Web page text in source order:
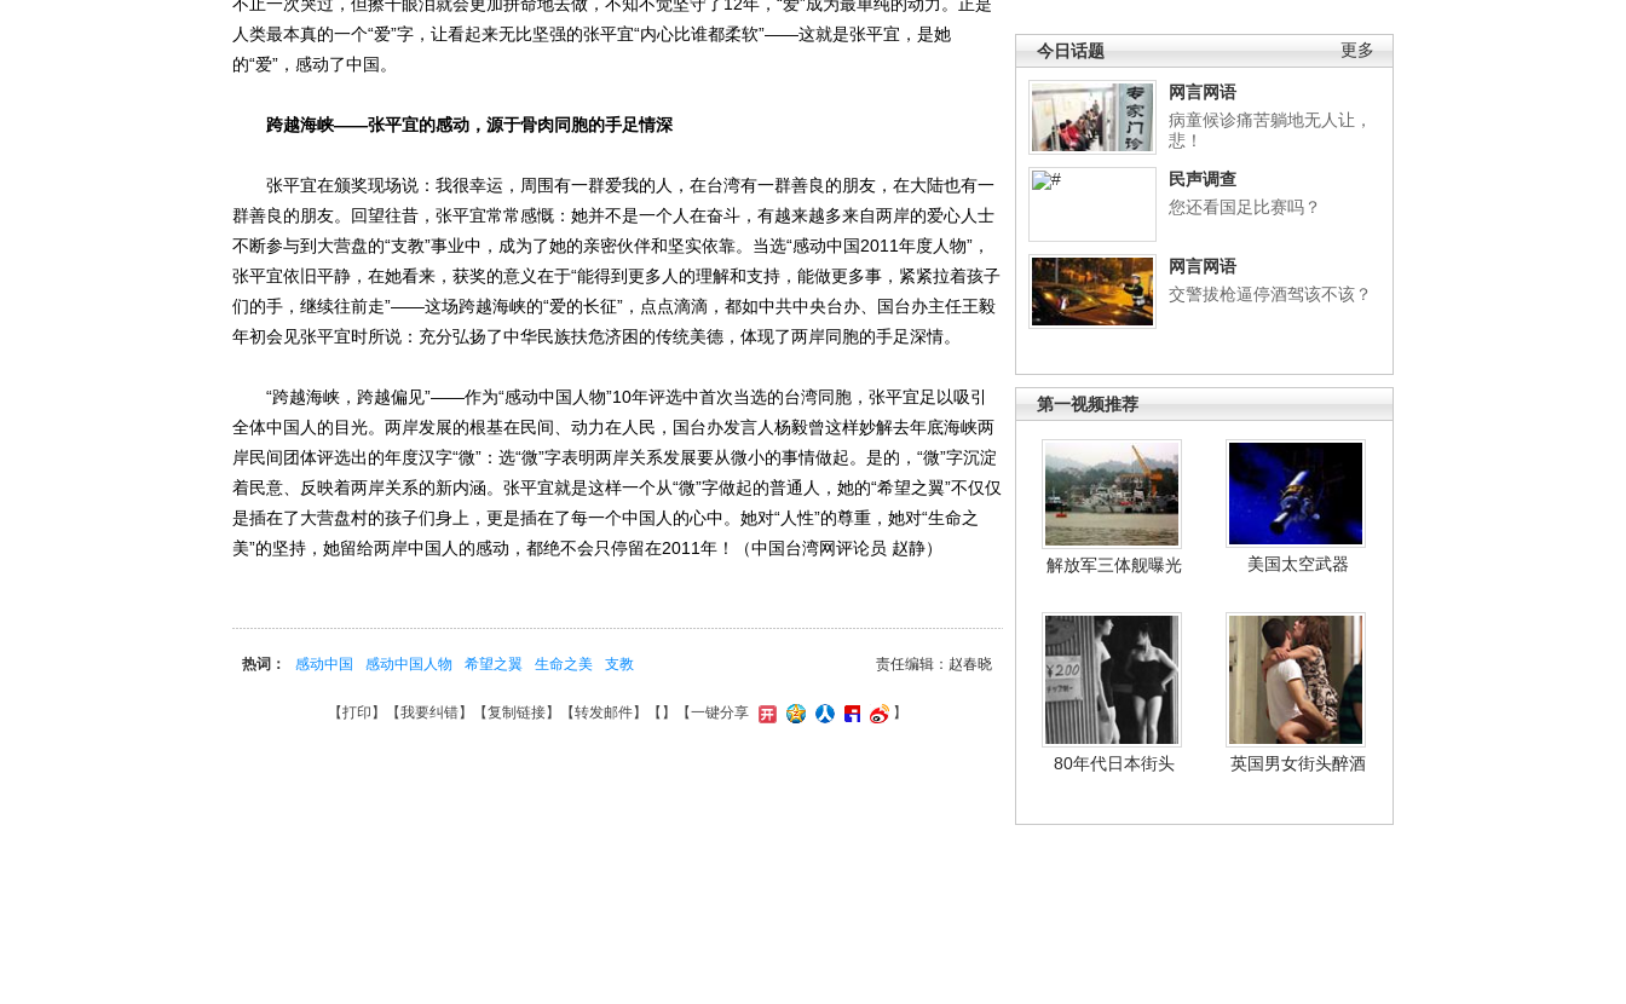
更多
今日话题
网言网语
病童候诊痛苦躺地无人让，
悲！
民声调查
您还看国足比赛吗？
网言网语
交警拔枪逼停酒驾该不该？
第一视频推荐
解放军三体舰曝光 美国太空武器
80年代日本街头 英国男女街头醉酒
人类最本真的一个“爱”字，让看起来无比坚强的张平宜“内心比谁都柔软”——这就是张平宜，是她
的“爱”，感动了中国。
跨越海峡——张平宜的感动，源于骨肉同胞的手足情深
张平宜在颁奖现场说：我很幸运，周围有一群爱我的人，在台湾有一群善良的朋友，在大陆也有一
群善良的朋友。回望往昔，张平宜常常感慨：她并不是一个人在奋斗，有越来越多来自两岸的爱心人士
不断参与到大营盘的“支教”事业中，成为了她的亲密伙伴和坚实依靠。当选“感动中国2011年度人物”，
张平宜依旧平静，在她看来，获奖的意义在于“能得到更多人的理解和支持，能做更多事，紧紧拉着孩子
们的手，继续往前走”——这场跨越海峡的“爱的长征”，点点滴滴，都如中共中央台办、国台办主任王毅
年初会见张平宜时所说：充分弘扬了中华民族扶危济困的传统美德，体现了两岸同胞的手足深情。
“跨越海峡，跨越偏见”——作为“感动中国人物”10年评选中首次当选的台湾同胞，张平宜足以吸引
全体中国人的目光。两岸发展的根基在民间、动力在人民，国台办发言人杨毅曾这样妙解去年底海峡两
岸民间团体评选出的年度汉字“微”：选“微”字表明两岸关系发展要从微小的事情做起。是的，“微”字沉淀
着民意、反映着两岸关系的新内涵。张平宜就是这样一个从“微”字做起的普通人，她的“希望之翼”不仅仅
是插在了大营盘村的孩子们身上，更是插在了每一个中国人的心中。她对“人性”的尊重，她对“生命之
美”的坚持，她留给两岸中国人的感动，都绝不会只停留在2011年！（中国台湾网评论员 赵静）
责任编辑：赵春晓
热词： 感动中国 感动中国人物 希望之翼 生命之美 支教
【打印 】【我要纠错】【复制链接】【转发邮件】【 】 【一键分享 】